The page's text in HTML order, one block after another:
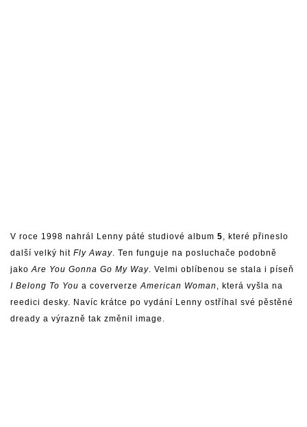
V roce 1998 nahrál Lenny páté studiové album 5, které přineslo
další velký hit Fly Away. Ten funguje na posluchače podobně
jakoAre You Gonna Go My Way. Velmi oblíbenou se stala i píseň
I Belong To You a coververzeAmerican Woman , která vyšla na
reedici desky. Navíc krátce po vydání Lenny ostříhal své pěstěné
dready a výrazně tak změnil image.